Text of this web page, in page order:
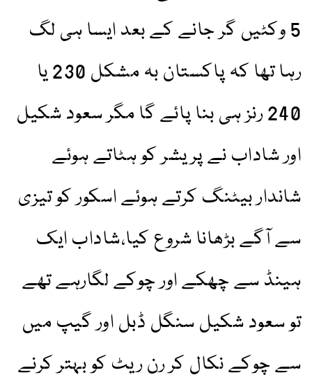
5 وکٹیں گر جانے کے بعد ایسا ہی لگ
رہا تھا کہ پاکستان بہ مشکل 230 یا
240 رنز ہی بنا پائے گا مگر سعود شکیل
اور شاداب نے پریشر کو ہٹاتے ہوئے
شاندار بیٹنگ کرتے ہوئے اسکور کو تیزی
سے آگے بڑھانا شروع کیا،شاداب ایک
ہینڈ سے چھکے اور چوکے لگارہے تھے
تو سعود شکیل سنگل ڈبل اور گیپ میں
سے چوکے نکال کر رن ریٹ کو بہتر کرنے